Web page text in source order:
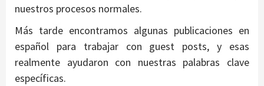
nuestros procesos normales.
Más tarde encontramos algunas publicaciones en
español para trabajar con guest posts, y esas
realmente ayudaron con nuestras palabras clave
específicas.